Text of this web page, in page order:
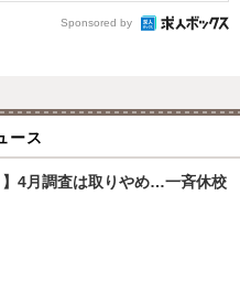
Sponsored by
ース
】4月調査は取りやめ…一斉休校